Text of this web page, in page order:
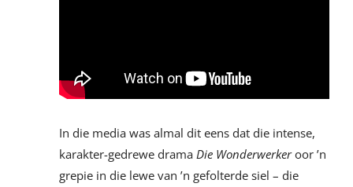
In die media was almal dit eens dat die intense,
karakter-gedrewe drama Die Wonderwerkeroor ’n
grepie in die lewe van ’n gefolterde siel – die